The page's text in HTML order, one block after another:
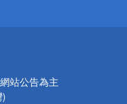
站公告為主